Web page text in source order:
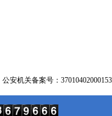
安机关备案号：37010402000153